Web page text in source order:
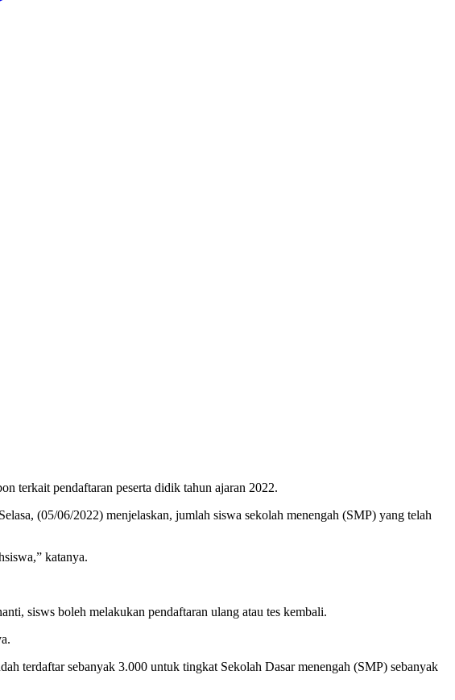
terkait pendaftaran peserta didik tahun ajaran 2022.
(05/06/2022) menjelaskan, jumlah siswa sekolah menengah (SMP) yang telah
katanya.
sisws boleh melakukan pendaftaran ulang atau tes kembali.
terdaftar sebanyak 3.000 untuk tingkat Sekolah Dasar menengah (SMP) sebanyak